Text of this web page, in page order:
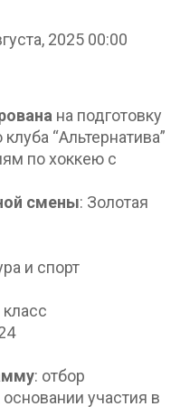
2025 00:00
на подготовку
“Альтернатива”
по хоккею с
смены: Золотая
и спорт
: отбор
участия в